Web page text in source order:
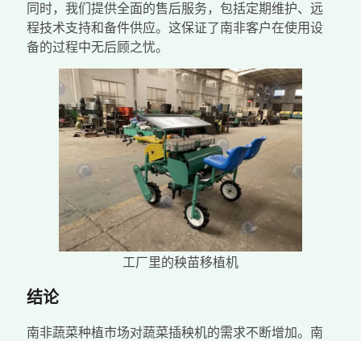
同时，我们提供全面的售后服务，包括定期维护、远
程技术支持和备件供应。这保证了南非客户在使用设
备的过程中无后顾之忧。
工厂里的秧苗移植机
结论
南非蔬菜种植市场对蔬菜插秧机的需求不断增加。南